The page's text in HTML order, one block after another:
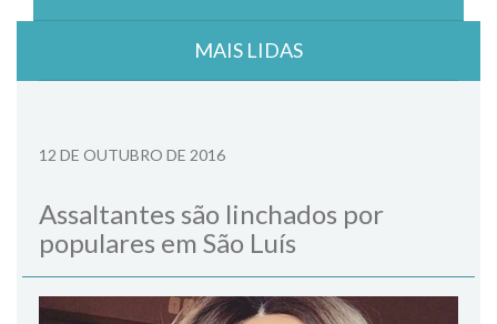
MAIS LIDAS
12 DE OUTUBRO DE 2016
Assaltantes são linchados por
populares em São Luís